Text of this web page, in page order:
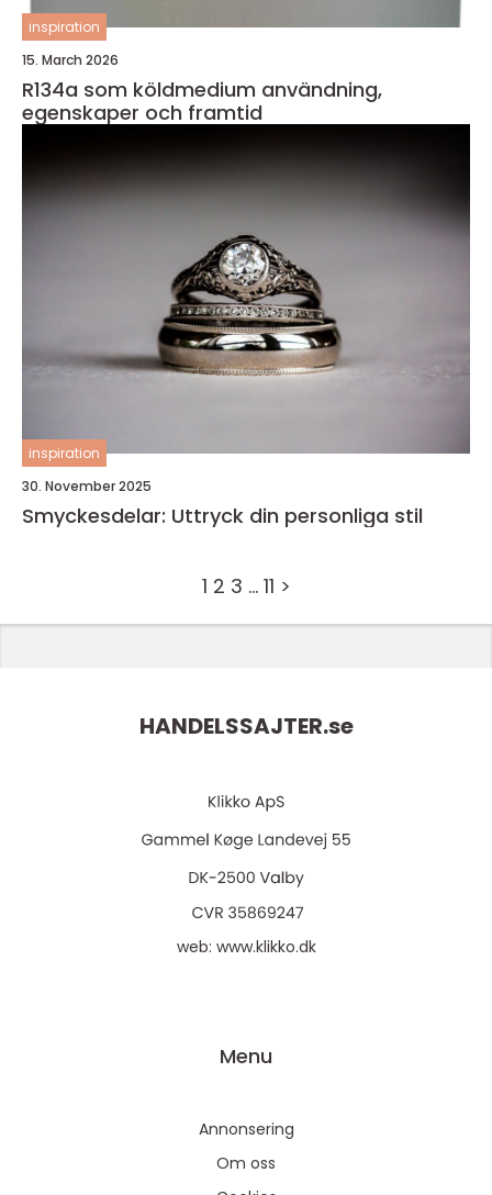
inspiration
15. March 2026
R134a som köldmedium användning,
egenskaper och framtid
inspiration
30. November 2025
Smyckesdelar: Uttryck din personliga stil
1 2 3 … 11 >
HANDELSSAJTER.se
web: www.klikko.dk
Menu
Annonsering
Om oss